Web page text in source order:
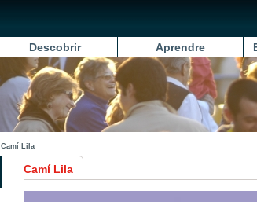
Descobrir Aprendre
Camí Lila
Camí Lila